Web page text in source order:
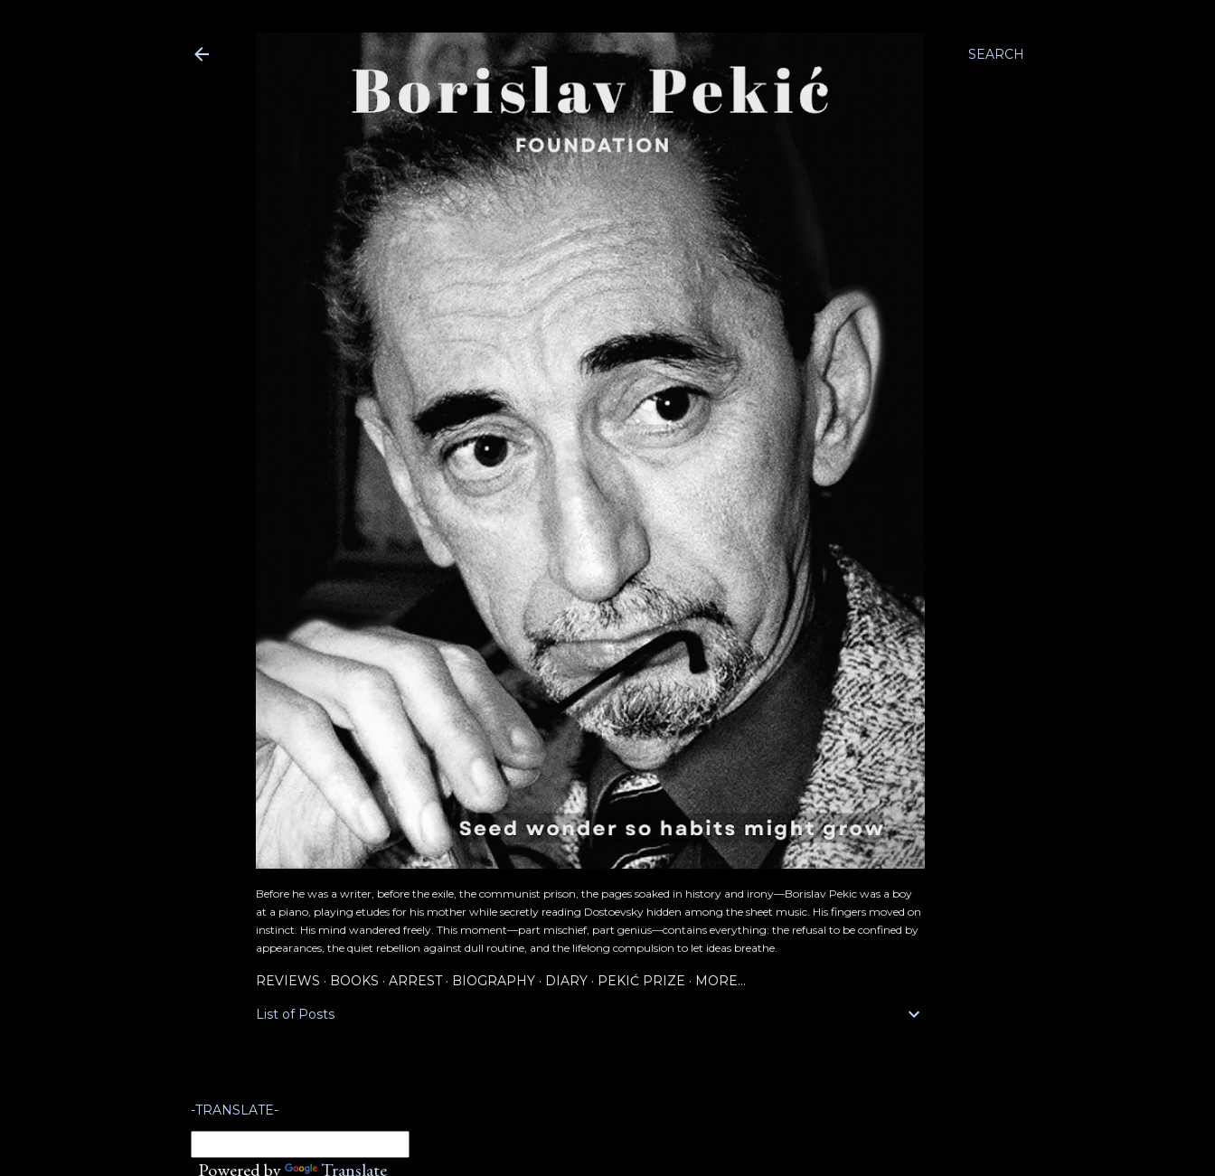
SEARCH
Before he was a writer, before the exile, the communist prison, the pages soaked in history and irony—Borislav Pekic was a boy
at a piano, playing etudes for his mother while secretly reading Dostoevsky hidden among the sheet music. His fingers moved on
instinct. His mind wandered freely. This moment—part mischief, part genius—contains everything: the refusal to be confined by
appearances, the quiet rebellion against dull routine, and the lifelong compulsion to let ideas breathe.
REVIEWS BOOKS ARREST BIOGRAPHY DIARY PEKIĆ PRIZE MORE…
List of Posts
-TRANSLATE-
Powered by Translate